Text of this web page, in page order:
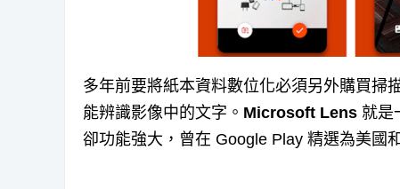
多年前要將紙本資料數位化必須另外購買掃
能辨識影像中的文字。 Microsoft Lens 就是
卻功能強大，曾在 Google Play 精選為美國